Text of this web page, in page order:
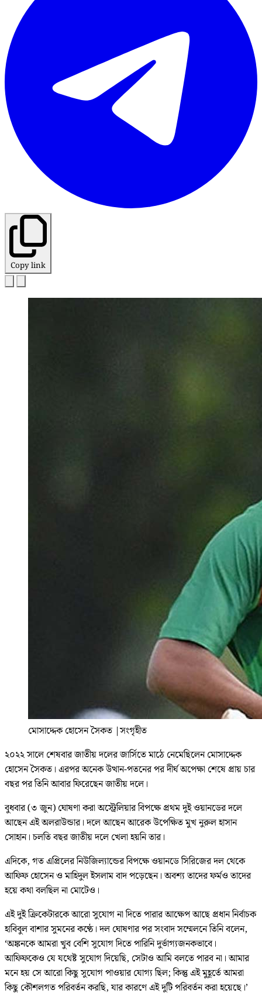
Copy link
মোসাদ্দেক হোসেন সৈকত |সংগৃহীত
২০২২ সালে শেষবার জাতীয় দলের জার্সিতে মাঠে নেমেছিলেন মোসাদ্দেক
হোসেন সৈকত। এরপর অনেক উত্থান-পতনের পর দীর্ঘ অপেক্ষা শেষে প্রায় চার
বছর পর তিনি আবার ফিরেছেন জাতীয় দলে।
বুধবার (৩ জুন) ঘোষণা করা অস্ট্রেলিয়ার বিপক্ষে প্রথম দুই ওয়ানডের দলে
আছেন এই অলরাউন্ডার। দলে আছেন আরেক উপেক্ষিত মুখ নুরুল হাসান
সোহান। চলতি বছর জাতীয় দলে খেলা হয়নি তার।
এদিকে, গত এপ্রিলের নিউজিল্যান্ডের বিপক্ষে ওয়ানডে সিরিজের দল থেকে
আফিফ হোসেন ও মাহিদুল ইসলাম বাদ পড়েছেন। অবশ্য তাদের ফর্মও তাদের
হয়ে কথা বলছিল না মোটেও।
এই দুই ক্রিকেটারকে আরো সুযোগ না দিতে পারার আক্ষেপ আছে প্রধান নির্বাচক
হাবিবুল বাশার সুমনের কণ্ঠে। দল ঘোষণার পর সংবাদ সম্মেলনে তিনি বলেন,
‘অঙ্কনকে আমরা খুব বেশি সুযোগ দিতে পারিনি দুর্ভাগ্যজনকভাবে।
আফিফকেও যে যথেষ্ট সুযোগ দিয়েছি, সেটাও আমি বলতে পারব না। আমার
মনে হয় সে আরো কিছু সুযোগ পাওয়ার যোগ্য ছিল; কিন্তু এই মুহূর্তে আমরা
কিছু কৌশলগত পরিবর্তন করছি, যার কারণে এই দুটি পরিবর্তন করা হয়েছে।’